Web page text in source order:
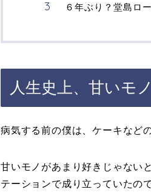
６年ぶり？堂島ロ
人生史上、甘いモ
病気する前の僕は、ケーキなど
甘いモノがあまり好きじゃない
テーションで成り立っていたの